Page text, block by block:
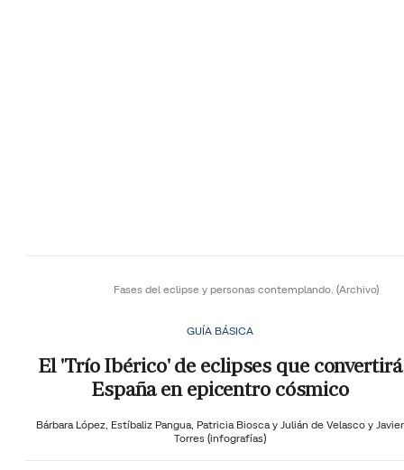
Fases del eclipse y personas contemplando. (Archivo)
GUÍA BÁSICA
El 'Trío Ibérico' de eclipses que convertirá
España en epicentro cósmico
Bárbara López, Estíbaliz Pangua, Patricia Biosca y Julián de Velasco y Javier
Torres (infografías)